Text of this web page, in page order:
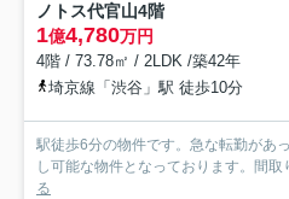
ノトス代官山4階
1億4,780万円
4階 / 73.78㎡ / 2LDK /築42年
埼京線「渋谷」駅 徒歩10分
駅徒歩6分の物件です。急な転勤があ
し可能な物件となっております。間
る